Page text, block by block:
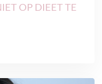
OP DIEET TE